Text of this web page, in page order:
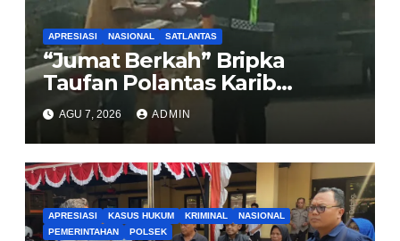
APRESIASI NASIONAL SATLANTAS
“Jumat Berkah” Bripka
Taufan Polantas Karib
Bagikan Nasi Kotak untuk
Sopir Truk yang Mogok di KM
00 Pondok Aren
AGU 7, 2026 ADMIN
APRESIASI KASUS HUKUM KRIMINAL
NASIONAL
PEMERINTAHAN
POLSEK